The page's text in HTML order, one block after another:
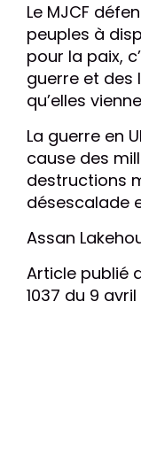
Le MJCF
peuples à
pour la paix,
guerre et des
qu’elles
La guerre en
cause des
destructions
désescalade
Assan
Article publié
1037 du 9